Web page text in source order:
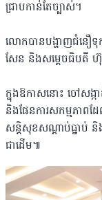
ជ្រាបកាន់តែច្បាស់។
លោកបានបង្ហាញជំនឿទុ
សែន និងសម្តេចធិបតី ហ៊ុ
ក្នុងឱកាសនោះ ចៅសង្
និងផែនការសកម្មភាពដ
សន្តិសុខសណ្តាប់ធ្នាប់ និង
ជាដើម៕